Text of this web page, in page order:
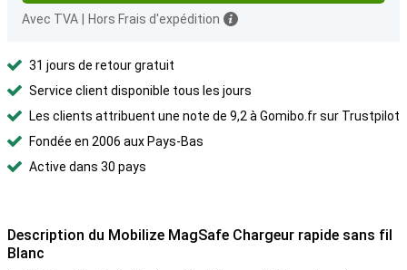
Avec TVA Hors Frais d'expédition
31 jours de retour gratuit
Service client disponible tous les jours
Les clients attribuent une note de 9,2 à Gomibo.fr sur Trustpilot
Fondée en 2006 aux Pays-Bas
Active dans 30 pays
Description du Mobilize MagSafe Chargeur rapide sans fil
Blanc